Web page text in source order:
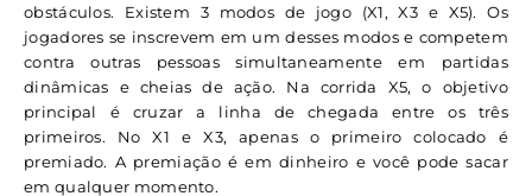
obstáculos. Existem 3 modos de jogo (X1, X3 e X5). Os
jogadores se inscrevem em um desses modos e competem
contra outras pessoas simultaneamente em partidas
dinâmicas e cheias de ação. Na corrida X5, o objetivo
principal é cruzar a linha de chegada entre os três
primeiros. No X1 e X3, apenas o primeiro colocado é
premiado. A premiação é em dinheiro e você pode sacar
em qualquer momento.